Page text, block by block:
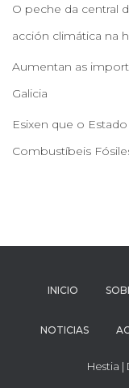
O peche da central
acción climática na
Aumentan as
Galicia
Esixen que o
Combustíbeis
INICIO
NOTICIAS
Hestia